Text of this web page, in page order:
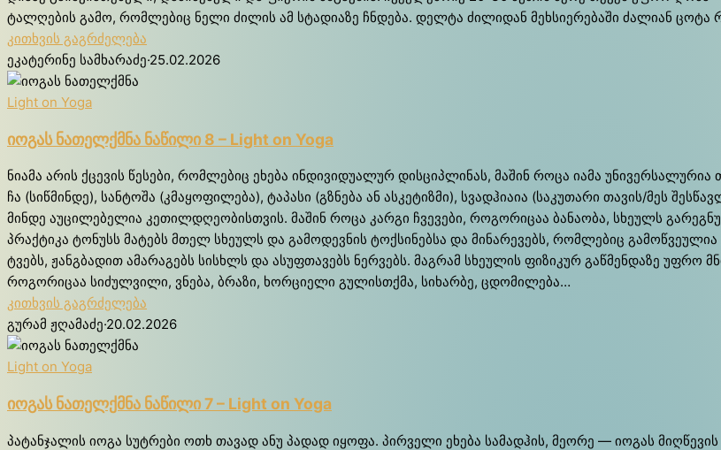
ტალ­ღე­ბის გა­მო, რო­მლებიც ნე­ლი ძი­ლის ამ სტა­დი­ა­ზე ჩნდე­ბა. დელ­ტა ძი­ლი­დან მეხ­სი­ე­რე­ბა­ში ძა­ლი­ან ცო­ტა
კითხვის გაგრძელება
ეკატერინე სამხარაძე·25.02.2026
Light on Yoga
იო­გას ნა­თელ­ქმნა ნა­წი­ლი 8 – Light on Yoga
ნი­ა­მა არის ქცე­ვის წე­სე­ბი, რომ­ლე­ბიც ეხე­ბა ინ­დი­ვი­დუ­ა­ლურ დის­ცი­პლი­ნას, მა­შინ რო­ცა ია­მა
ჩა (სიწ­მინ­დე), სან­ტო­შა (კმა­ყო­ფი­ლე­ბა), ტა­პა­სი (გზნე­ბა ან ას­კე­ტიზ­მი), სვად­ჰი­ა­ია (სა­კუ­თა­რი თა­ვის/მეს
მინ­დე აუ­ცი­ლე­ბე­ლია კე­თილ­დღე­ო­ბის­თვის. მა­შინ რო­ცა კა­რგი ჩვე­ვე­ბი, რო­გო­რი­ცაა ბა­ნა­ო­ბა, სხე­ულს
პრაქ­ტი­კა ტო­ნუსს მა­ტებს მთელ სხე­ულს და გა­მო­დევ­ნის ტოქ­სი­ნებ­სა და მი­ნა­რე­ვებს, რომ­ლე­ბიც
ტვებს, ჟან­გბა­დით ამა­რა­გებს სისხლს და ასუფ­თა­ვებს ნერ­ვებს. მა­გრამ სხე­უ­ლის ფი­ზი­კურ გაწ­მენ­და­ზე უფრო
რო­გო­რი­ცაა სი­ძულ­ვი­ლი, ვნე­ბა, ბრა­ზი, ხორ­ცი­ე­ლი გუ­ლის­თქმა, სი­ხარ­ბე, ცდო­მი­ლე­ბა…
კითხვის გაგრძელება
გურამ ჟღამაძე·20.02.2026
Light on Yoga
იო­გას ნა­თელ­ქმნა ნა­წი­ლი 7 – Light on Yoga
პა­ტან­ჯა­ლის იო­გა სუ­ტრე­ბი ოთხ თა­ვად ანუ პა­დად იყო­ფა. პირ­ვე­ლი ეხე­ბა სა­მად­ჰის, მე­ო­რე — იო­გას